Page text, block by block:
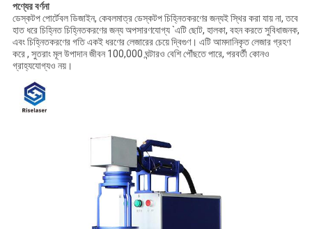
পণ্যের বর্ণনা
ডেস্কটপ পোর্টেবল ডিজাইন, কেবলমাত্র ডেস্কটপ চিহ্নিতকরণের জন্যই স্থির করা যায় না, তবে
হাত ধরে চিহ্নিত চিহ্নিতকরণের জন্য অপসারণযোগ্য `এটি ছোট, হালকা, বহন করতে সুবিধাজনক,
এবং চিহ্নিতকরণের গতি একই ধরণের লেজারের চেয়ে দ্বিগুণ। এটি আমদানিকৃত লেজার গ্রহণ
করে , সুতরাং মূল উপাদান জীবন 100,000 ঘন্টারও বেশি পৌঁছতে পারে, পরবর্তী কোনও
গ্রাহ্যযোগ্যও নয়।